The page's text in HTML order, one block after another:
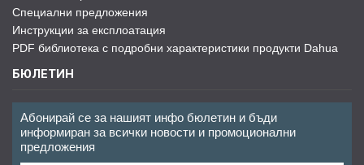
Специални предложения
Инструкции за експлоатация
PDF библиотека с подробни характеристики продукти Dahua
БЮЛЕТИН
Абонирай се за нашият инфо бюлетин и бъди
информиран за всички новости и промоционални
предложения